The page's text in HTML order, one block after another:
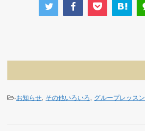
-お知らせ, その他いろいろ, グループレッスン